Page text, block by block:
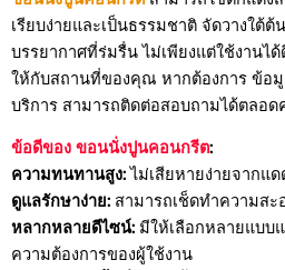
เรียบง่ายและเป็นธรรมชาติ จัดวางใต้
บรรยากาศที่ร่มรื่น ไม่เพียงแต่ใช้งานไ
ให้กับสถานที่ของคุณ หากต้องการ ข้อมู
บริการ สามารถติดต่อสอบถามได้ตลอด
ข้อดีของ ขอนนั่งปูนคอนกรีต:
ความทนทานสูง:ไม่เสียหายง่ายจากแ
ดูแลรักษาง่าย:สามารถเช็ดทำความสะ
หลากหลายดีไซน์:มีให้เลือกหลายแบบ
ความต้องการของผู้ใช้งาน